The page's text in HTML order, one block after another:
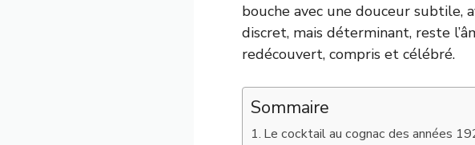
bouche avec une douceur subtile,
discret, mais déterminant, reste
redécouvert, compris et célébré.
Sommaire
Le cocktail au cognac des années